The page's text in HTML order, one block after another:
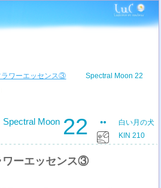
ラワーエッセンス③
Spectral Moon 22
Spectral Moon 22
白い月の犬
KIN 210
ワーエッセンス③